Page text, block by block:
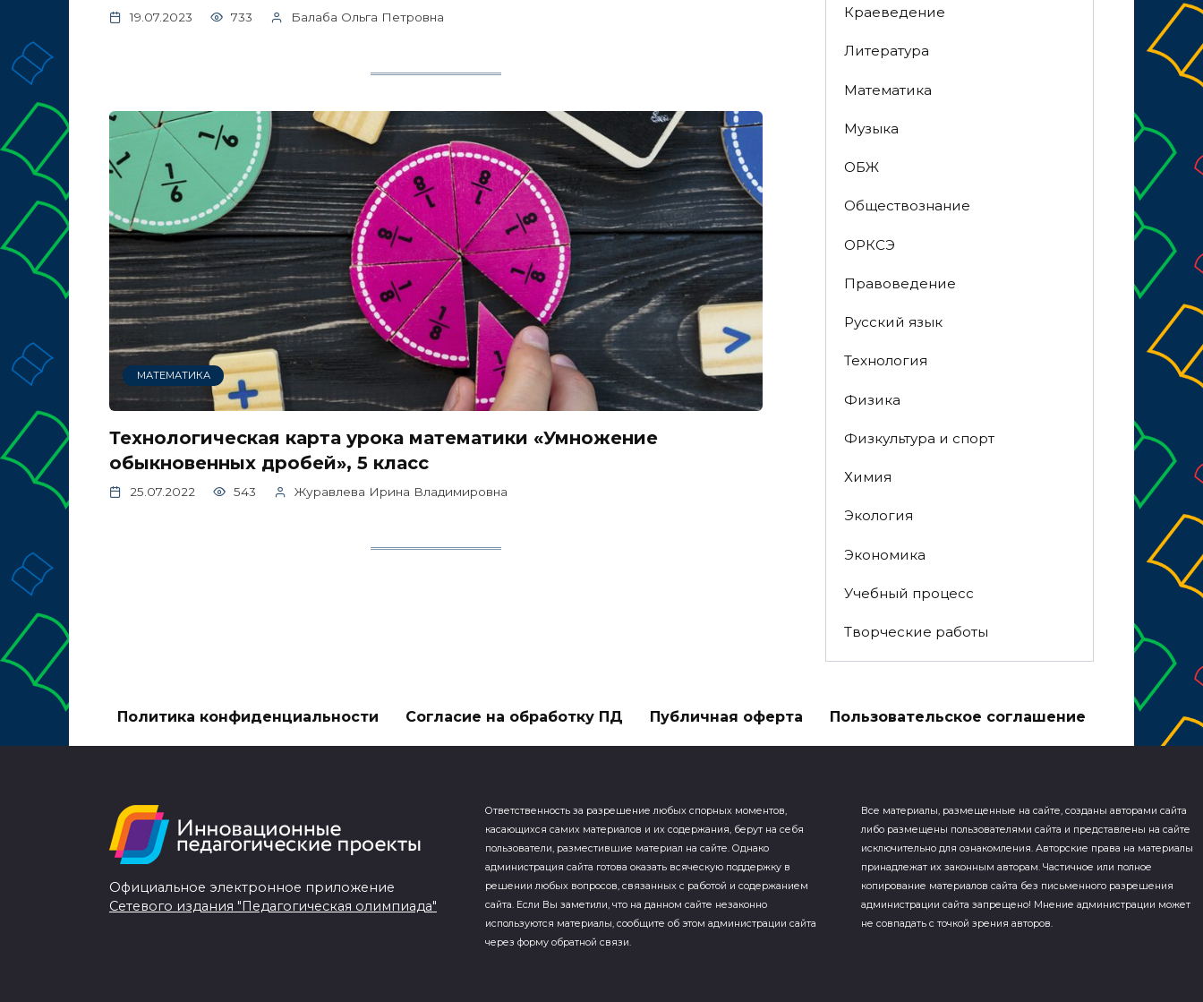
19.07.2023 733 Балаба Ольга Петровна
МАТЕМАТИКА
Технологическая карта урока математики «Умножение
обыкновенных дробей», 5 класс
25.07.2022 543 Журавлева Ирина Владимировна
Краеведение
Литература
Математика
Музыка
ОБЖ
Обществознание
ОРКСЭ
Правоведение
Русский язык
Технология
Физика
Физкультура и спорт
Химия
Экология
Экономика
Учебный процесс
Творческие работы
Политика конфиденциальности Согласие на обработку ПД Публичная оферта Пользовательское соглашение
Официальное электронное приложение
Сетевого издания "Педагогическая олимпиада"
Ответственность за разрешение любых спорных моментов,
касающихся самих материалов и их содержания, берут на себя
пользователи, разместившие материал на сайте. Однако
администрация сайта готова оказать всяческую поддержку в
решении любых вопросов, связанных с работой и содержанием
сайта. Если Вы заметили, что на данном сайте незаконно
используются материалы, сообщите об этом администрации сайта
через форму обратной связи.
Все материалы, размещенные на сайте, созданы авторами сайта
либо размещены пользователями сайта и представлены на сайте
исключительно для ознакомления. Авторские права на материалы
принадлежат их законным авторам. Частичное или полное
копирование материалов сайта без письменного разрешения
администрации сайта запрещено! Мнение администрации может
не совпадать с точкой зрения авторов.